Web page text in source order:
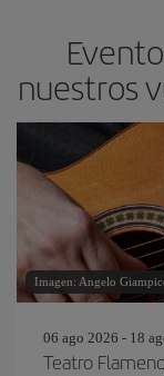
nuestros
Imagen: Angelo
06 ago 2026 - 18
Teatro